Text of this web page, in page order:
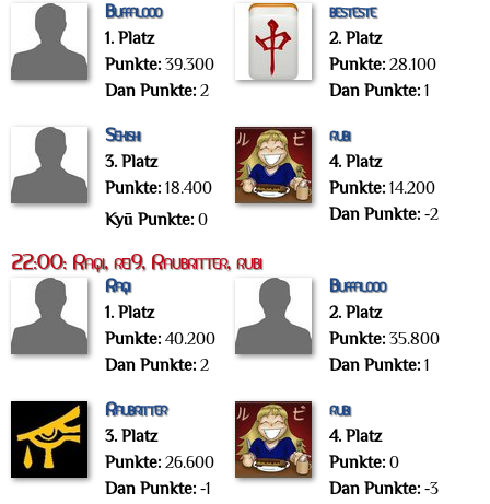
Buffalooo
1. Platz
Punkte: 39.300
Dan Punkte: 2
besteste
2. Platz
Punkte: 28.100
Dan Punkte: 1
Sekishi
3. Platz
Punkte: 18.400
Kyū Punkte: 0
rubi
4. Platz
Punkte: 14.200
Dan Punkte: -2
22:00: Raqi, rei9, Raubritter, rubi
Raqi
1. Platz
Punkte: 40.200
Dan Punkte: 2
Buffalooo
2. Platz
Punkte: 35.800
Dan Punkte: 1
Raubritter
3. Platz
Punkte: 26.600
Dan Punkte: -1
rubi
4. Platz
Punkte: 0
Dan Punkte: -3